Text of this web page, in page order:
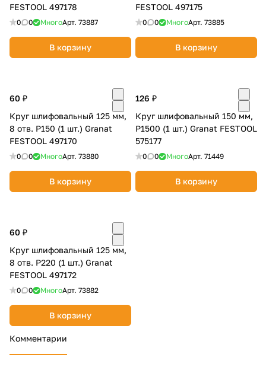
FESTOOL 497178
0 0 МногоАрт. 73887
В корзину
FESTOOL 497175
0 0 МногоАрт. 73885
В корзину
60 ₽
Круг шлифовальный 125 мм,
8 отв. P150 (1 шт.) Granat
FESTOOL 497170
0 0 МногоАрт. 73880
В корзину
126 ₽
Круг шлифовальный 150 мм,
P1500 (1 шт.) Granat FESTOOL
575177
0 0 МногоАрт. 71449
В корзину
60 ₽
Круг шлифовальный 125 мм,
8 отв. P220 (1 шт.) Granat
FESTOOL 497172
0 0 МногоАрт. 73882
В корзину
Комментарии